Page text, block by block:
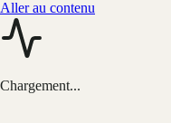
Aller au contenu
Chargement...